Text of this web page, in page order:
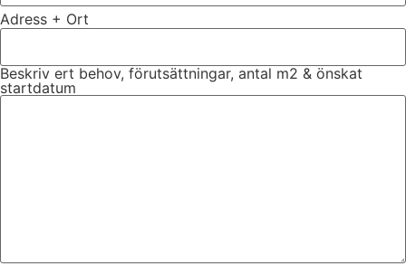
Adress + Ort
Beskriv ert behov, förutsättningar, antal m2 & önskat
startdatum